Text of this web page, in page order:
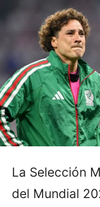
La Selección
del Mundial